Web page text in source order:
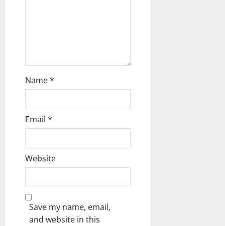
Name*
Email *
Website
Save my name, email,
and website in this